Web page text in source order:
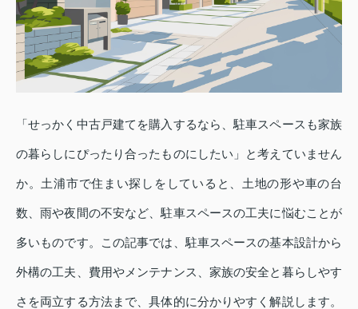
「せっかく中古戸建てを購入するなら、駐車スペースも家族
の暮らしにぴったり合ったものにしたい」と考えていません
か。土浦市で住まい探しをしていると、土地の形や車の台
数、雨や夜間の不安など、駐車スペースの工夫に悩むことが
多いものです。この記事では、駐車スペースの基本設計から
外構の工夫、費用やメンテナンス、家族の安全と暮らしやす
さを両立する方法まで、具体的に分かりやすく解説します。